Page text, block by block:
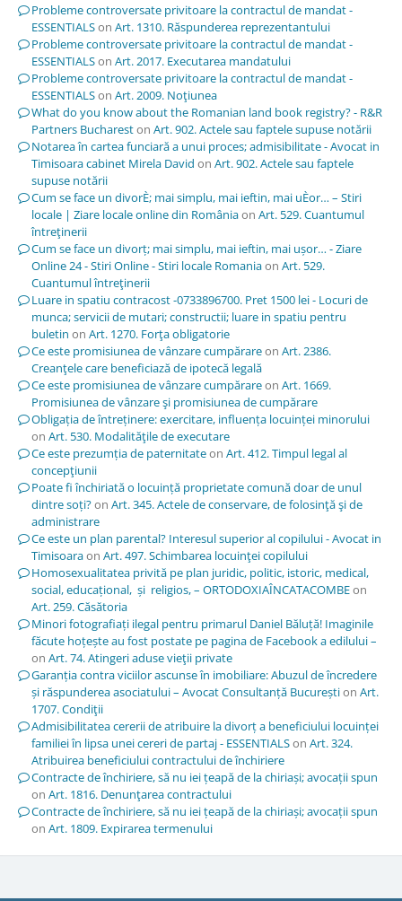
Probleme controversate privitoare la contractul de mandat -
ESSENTIALSon Art. 1310. Răspunderea reprezentantului
Probleme controversate privitoare la contractul de mandat -
ESSENTIALSon Art. 2017. Executarea mandatului
Probleme controversate privitoare la contractul de mandat -
ESSENTIALSon Art. 2009. Noţiunea
What do you know about the Romanian land book registry? - R&R
Partners Buchareston Art. 902. Actele sau faptele supuse notării
Notarea în cartea funciară a unui proces; admisibilitate - Avocat in
Timisoara cabinet Mirela David on Art. 902. Actele sau faptele
supuse notării
Cum se face un divorÈ; mai simplu, mai ieftin, mai uÈor… – Stiri
locale | Ziare locale online din Româniaon Art. 529. Cuantumul
întreţinerii
Cum se face un divorț; mai simplu, mai ieftin, mai ușor… - Ziare
Online 24 - Stiri Online - Stiri locale Romaniaon Art. 529.
Cuantumul întreţinerii
Luare in spatiu contracost -0733896700. Pret 1500 lei - Locuri de
munca; servicii de mutari; constructii; luare in spatiu pentru
buletin on Art. 1270. Forţa obligatorie
Ce este promisiunea de vânzare cumpărareon Art. 2386.
Creanţele care beneficiază de ipotecă legală
Ce este promisiunea de vânzare cumpărareon Art. 1669.
Promisiunea de vânzare şi promisiunea de cumpărare
Obligația de întreținere: exercitare, influența locuinței minorului
on Art. 530. Modalităţile de executare
Ce este prezumția de paternitateon Art. 412. Timpul legal al
concepţiunii
Poate fi închiriată o locuință proprietate comună doar de unul
dintre soți?on Art. 345. Actele de conservare, de folosinţă şi de
administrare
Ce este un plan parental? Interesul superior al copilului - Avocat in
Timisoaraon Art. 497. Schimbarea locuinţei copilului
Homosexualitatea privită pe plan juridic, politic, istoric, medical,
social, educațional, și religios, – ORTODOXIAÎNCATACOMBEon
Art. 259. Căsătoria
Minori fotografiați ilegal pentru primarul Daniel Băluță! Imaginile
făcute hoțește au fost postate pe pagina de Facebook a edilului –
on Art. 74. Atingeri aduse vieţii private
Garanția contra viciilor ascunse în imobiliare: Abuzul de încredere
și răspunderea asociatului – Avocat Consultanță Bucureștion Art.
1707. Condiţii
Admisibilitatea cererii de atribuire la divorț a beneficiului locuinței
familiei în lipsa unei cereri de partaj - ESSENTIALSon Art. 324.
Atribuirea beneficiului contractului de închiriere
Contracte de închiriere, să nu iei țeapă de la chiriași; avocații spun
on Art. 1816. Denunţarea contractului
Contracte de închiriere, să nu iei țeapă de la chiriași; avocații spun
on Art. 1809. Expirarea termenului